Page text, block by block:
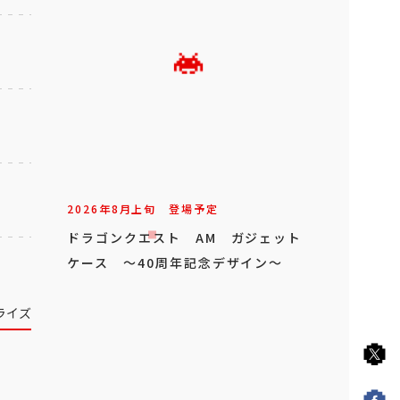
イズ
2026年8月上旬 登場予定
ドラゴンクエスト AM ガジェット
ケース ～40周年記念デザイン～